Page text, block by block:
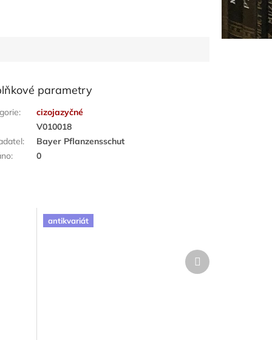
parametry
:
cizojazyčné
V010018
:
Bayer Pflanzensschut
: 0
antikvariát
Další
produkt